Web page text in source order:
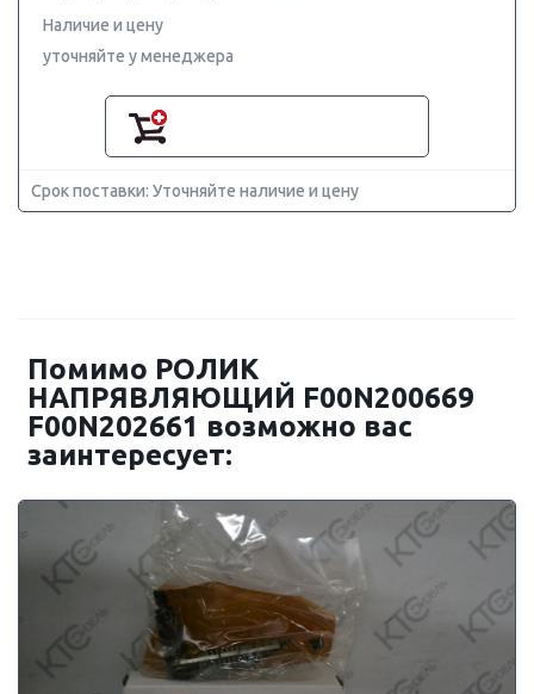
Наличие и цену
уточняйте у менеджера
Срок поставки: Уточняйте наличие и цену
Помимо РОЛИК
НАПРЯВЛЯЮЩИЙ F00N200669
F00N202661 возможно вас
заинтересует: